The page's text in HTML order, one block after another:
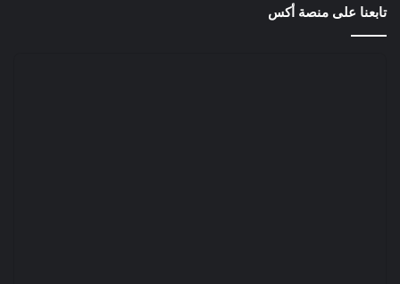
تابعنا على منصة أكس